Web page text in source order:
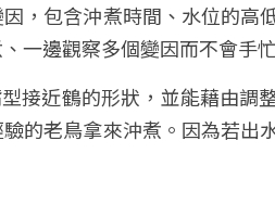
，包含沖煮時間、水位的高
一邊觀察多個變因而不會手
接近鶴的形狀，並能藉由調
的老鳥拿來沖煮。因為若出